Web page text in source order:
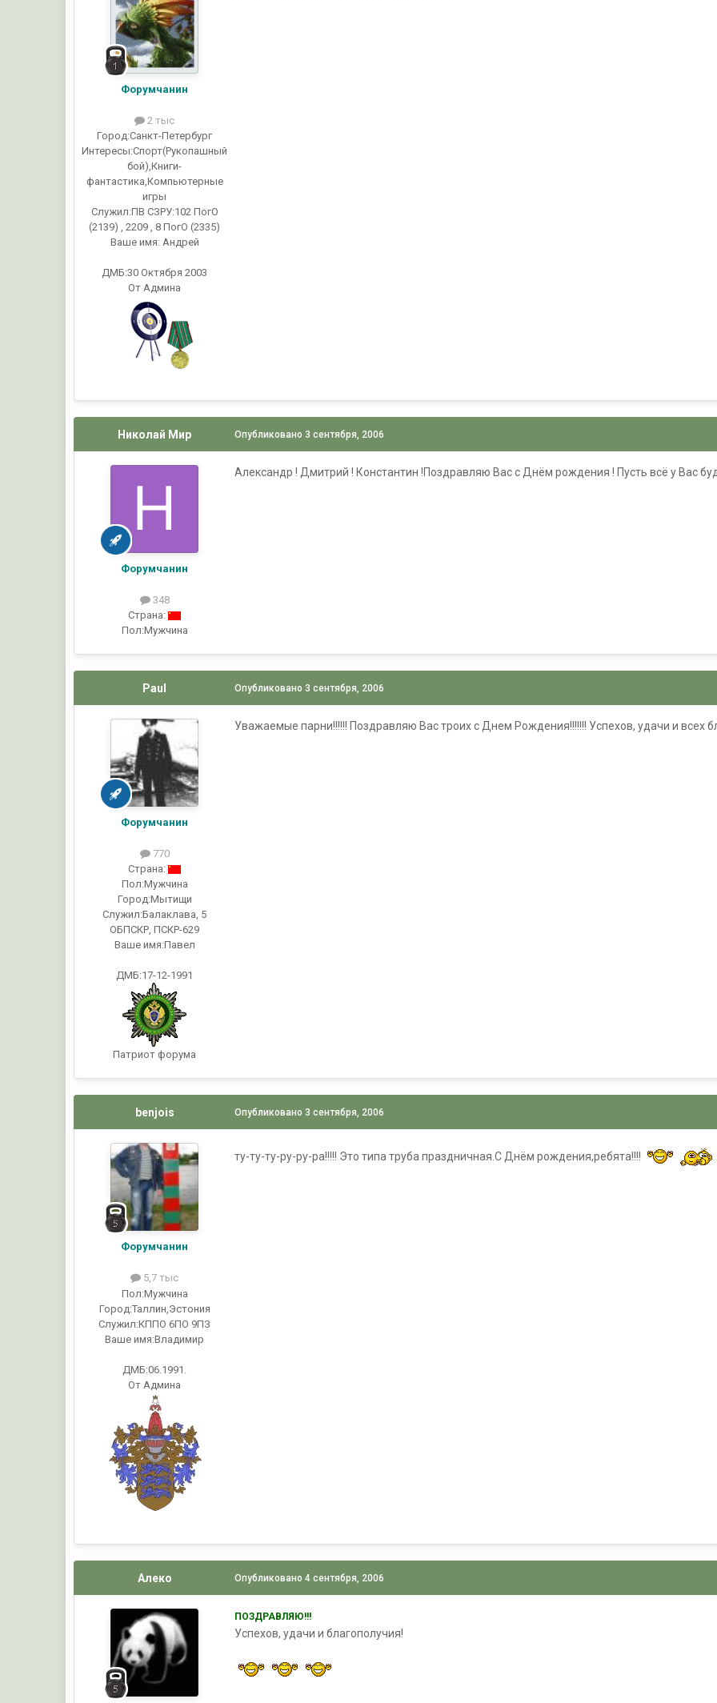
Форумчанин
2 тыс
Город:Санкт-Петербург
Интересы:Спорт(Рукопашный
бой),Книги-
фантастика,Компьютерные
игры
Служил:ПВ СЗРУ:102 ПогО
(2139) , 2209 , 8 ПогО (2335)
Ваше имя:Андрей
ДМБ:30 Октября 2003
От Админа
Николай Мир
Форумчанин
348
Страна:
Пол:Мужчина
Опубликовано 3 сентября, 2006
Александр ! Дмитрий ! Константин !Поздравляю Вас с Днём рождения ! Пусть всё у Вас
Paul
Форумчанин
770
Страна:
Пол:Мужчина
Город:Мытищи
Служил:Балаклава, 5
ОБПСКР, ПСКР-629
Ваше имя:Павел
ДМБ:17-12-1991
Патриот форума
Опубликовано 3 сентября, 2006
Уважаемые парни!!!!!! Поздравляю Вас троих с Днем Рождения!!!!!!! Успехов, удачи и всех
benjois
Форумчанин
5,7 тыс
Пол:Мужчина
Город:Таллин,Эстония
Служил:КППО 6ПО 9ПЗ
Ваше имя:Владимир
ДМБ:06.1991.
От Админа
Опубликовано 3 сентября, 2006
ту-ту-ту-ру-ру-ра!!!!! Это типа труба праздничная.С Днём рождения,ребята!!!!
Алеко Опубликовано4 сентября, 2006
ПОЗДРАВЛЯЮ!!!
Успехов, удачи и благополучия!